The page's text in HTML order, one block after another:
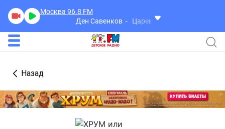
Москва 96.8 FM
Ден Савенков
Царевна
Назад